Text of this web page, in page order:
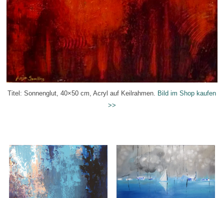
Titel: Sonnenglut, 40×50 cm,Acryl auf Keilrahmen.
Bild im Shop kaufen
>>